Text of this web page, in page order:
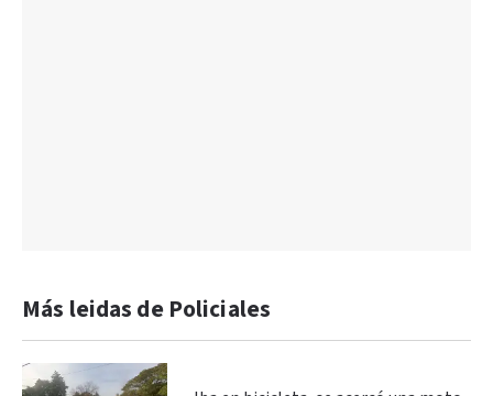
Más leidas de Policiales